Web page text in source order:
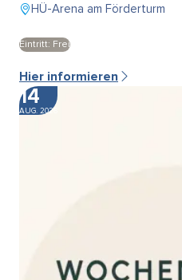
HÜ-Arena am Förderturm
Eintritt: Frei
Hier informieren
14
AUG. 2026